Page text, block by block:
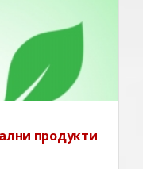
продукти